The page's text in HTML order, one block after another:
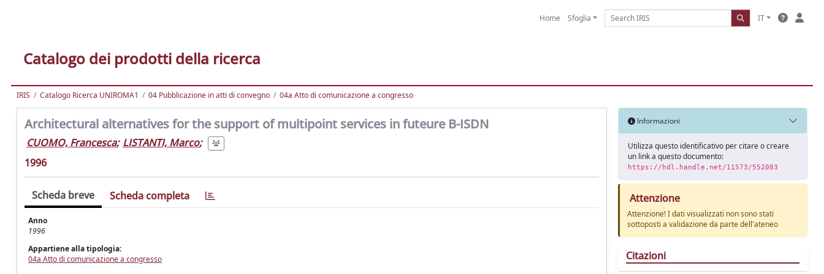
Home Sfoglia IT
Catalogo dei prodotti della ricerca
IRIS Catalogo Ricerca UNIROMA1 04 Pubblicazione in atti di convegno 04a Atto di comunicazione a congresso
Architectural alternatives for the support of multipoint services in futeure B-ISDN
CUOMO, Francesca; LISTANTI, Marco;
1996
Scheda breve Scheda completa
Anno
1996
Appartiene alla tipologia:
04a Atto di comunicazione a congresso
Informazioni
Utilizza questo identificativo per citare o creare
un link a questo documento:
https://hdl.handle.net/11573/552083
Attenzione
Attenzione! I dati visualizzati non sono stati
sottoposti a validazione da parte dell'ateneo
Citazioni